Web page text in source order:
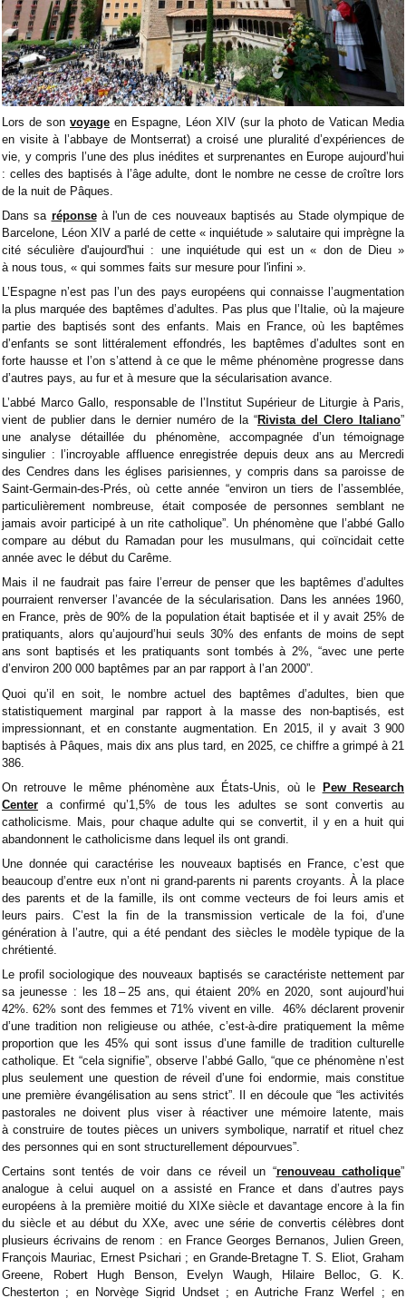
Lors de son voyage en Espagne, Léon XIV (sur la photo de Vatican Media
en visite à l’abbaye de Montserrat) a croisé une pluralité d’expériences de
vie, y compris l’une des plus inédites et surprenantes en Europe aujourd’hui
: celles des baptisés à l’âge adulte, dont le nombre ne cesse de croître lors
de la nuit de Pâques.
Dans sa réponseà l'un de ces nouveaux baptisés au Stade olympique de
Barcelone, Léon XIV a parlé de cette « inquiétude » salutaire qui imprègne la
cité séculière d'aujourd'hui : une inquiétude qui est un « don de Dieu »
à nous tous, « qui sommes faits sur mesure pour l'infini ».
L’Espagne n’est pas l’un des pays européens qui connaisse l’augmentation
la plus marquée des baptêmes d’adultes. Pas plus que l’Italie, où la majeure
partie des baptisés sont des enfants. Mais en France, où les baptêmes
d’enfants se sont littéralement effondrés, les baptêmes d’adultes sont en
forte hausse et l’on s’attend à ce que le même phénomène progresse dans
d’autres pays, au fur et à mesure que la sécularisation avance.
L’abbé Marco Gallo, responsable de l’Institut Supérieur de Liturgie à Paris,
vient de publier dans le dernier numéro de la “Rivista del Clero Italiano”
une analyse détaillée du phénomène, accompagnée d’un témoignage
singulier : l’incroyable affluence enregistrée depuis deux ans au Mercredi
des Cendres dans les églises parisiennes, y compris dans sa paroisse de
Saint-Germain-des-Prés, où cette année “environ un tiers de l’assemblée,
particulièrement nombreuse, était composée de personnes semblant ne
jamais avoir participé à un rite catholique”. Un phénomène que l’abbé Gallo
compare au début du Ramadan pour les musulmans, qui coïncidait cette
année avec le début du Carême.
Mais il ne faudrait pas faire l’erreur de penser que les baptêmes d’adultes
pourraient renverser l’avancée de la sécularisation. Dans les années 1960,
en France, près de 90% de la population était baptisée et il y avait 25% de
pratiquants, alors qu’aujourd’hui seuls 30% des enfants de moins de sept
ans sont baptisés et les pratiquants sont tombés à 2%, “avec une perte
d’environ 200 000 baptêmes par an par rapport à l’an 2000”.
Quoi qu’il en soit, le nombre actuel des baptêmes d’adultes, bien que
statistiquement marginal par rapport à la masse des non-baptisés, est
impressionnant, et en constante augmentation. En 2015, il y avait 3 900
baptisés à Pâques, mais dix ans plus tard, en 2025, ce chiffre a grimpé à 21
386.
On retrouve le même phénomène aux États-Unis, où le Pew Research
Center a confirmé qu’1,5% de tous les adultes se sont convertis au
catholicisme. Mais, pour chaque adulte qui se convertit, il y en a huit qui
abandonnent le catholicisme dans lequel ils ont grandi.
Une donnée qui caractérise les nouveaux baptisés en France, c’est que
beaucoup d’entre eux n’ont ni grand-parents ni parents croyants. À la place
des parents et de la famille, ils ont comme vecteurs de foi leurs amis et
leurs pairs. C’est la fin de la transmission verticale de la foi, d’une
génération à l’autre, qui a été pendant des siècles le modèle typique de la
chrétienté.
Le profil sociologique des nouveaux baptisés se caractériste nettement par
sa jeunesse : les 18 – 25 ans, qui étaient 20% en 2020, sont aujourd’hui
42%. 62% sont des femmes et 71% vivent en ville. 46% déclarent provenir
d’une tradition non religieuse ou athée, c’est-à-dire pratiquement la même
proportion que les 45% qui sont issus d’une famille de tradition culturelle
catholique. Et “cela signifie”, observe l’abbé Gallo, “que ce phénomène n’est
plus seulement une question de réveil d’une foi endormie, mais constitue
une première évangélisation au sens strict”. Il en découle que “les activités
pastorales ne doivent plus viser à réactiver une mémoire latente, mais
à construire de toutes pièces un univers symbolique, narratif et rituel chez
des personnes qui en sont structurellement dépourvues”.
Certains sont tentés de voir dans ce réveil un “renouveau catholique”
analogue à celui auquel on a assisté en France et dans d’autres pays
européens à la première moitié du XIXe siècle et davantage encore à la fin
du siècle et au début du XXe, avec une série de convertis célèbres dont
plusieurs écrivains de renom : en France Georges Bernanos, Julien Green,
François Mauriac, Ernest Psichari ; en Grande-Bretagne T. S. Eliot, Graham
Greene, Robert Hugh Benson, Evelyn Waugh, Hilaire Belloc, G. K.
Chesterton ; en Norvège Sigrid Undset ; en Autriche Franz Werfel ; en